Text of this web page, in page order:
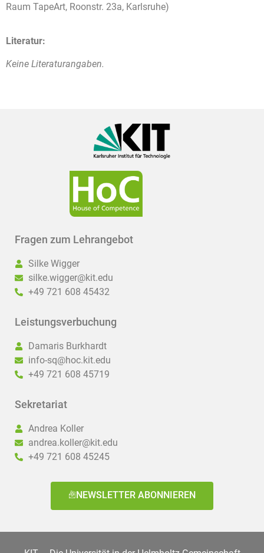
Raum TapeArt, Roonstr. 23a, Karlsruhe)
Literatur:
Keine Literaturangaben.
Fragen zum Lehrangebot
Silke Wigger
silke.wigger@kit.edu
+49 721 608 45432
Leistungsverbuchung
Damaris Burkhardt
info-sq@hoc.kit.edu
+49 721 608 45719
Sekretariat
Andrea Koller
andrea.koller@kit.edu
+49 721 608 45245
NEWSLETTER ABONNIEREN